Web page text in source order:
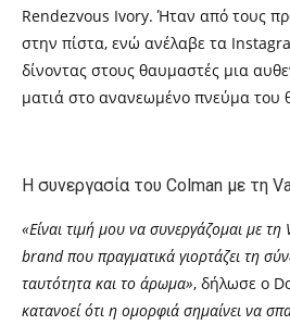
Rendezvous Ivory. Ήταν από τους
στην πίστα, ενώ ανέλαβε τα
δίνοντας στους θαυμαστές μια
ματιά στο ανανεωμένο πνεύμα του
Η συνεργασία του Colman με τη
«Είναι τιμή μου να συνεργάζομαι με
brand που πραγματικά γιορτάζει τη
ταυτότητα και το άρωμα», δήλωσε ο
κατανοεί ότι η ομορφιά σημαίνει να